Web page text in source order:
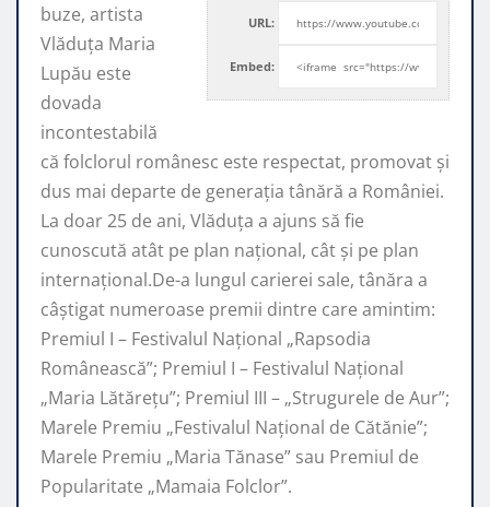
URL:
Embed:
buze, artista
Vlăduța Maria
Lupău este
dovada
incontestabilă
că folclorul românesc este respectat, promovat şi
dus mai departe de generaţia tânără a României.
La doar 25 de ani, Vlăduța a ajuns să fie
cunoscută atât pe plan naţional, cât şi pe plan
internaţional.De-a lungul carierei sale, tânăra a
câştigat numeroase premii dintre care amintim:
Premiul I – Festivalul Național „Rapsodia
Românească”; Premiul I – Festivalul Național
„Maria Lătărețu”; Premiul III – „Strugurele de Aur”;
Marele Premiu „Festivalul Național de Cătănie”;
Marele Premiu „Maria Tănase” sau Premiul de
Popularitate „Mamaia Folclor”.